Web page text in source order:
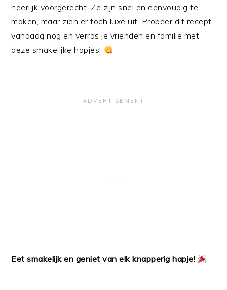
heerlijk voorgerecht. Ze zijn snel en eenvoudig te
maken, maar zien er toch luxe uit. Probeer dit recept
vandaag nog en verras je vrienden en familie met
deze smakelijke hapjes!
Eet smakelijk en geniet van elk knapperig hapje!